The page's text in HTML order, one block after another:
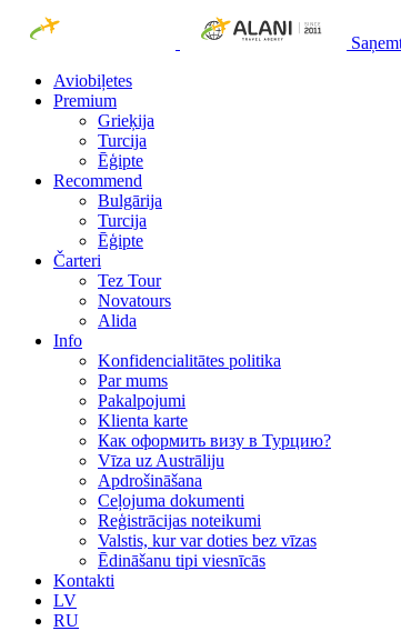
Aviobiļetes
Premium
Grieķija
Turcija
Ēģipte
Recommend
Bulgārija
Turcija
Ēģipte
Čarteri
Tez Tour
Novatours
Alida
Info
Konfidencialitātes politika
Par mums
Рakalpojumi
Klienta karte
Как оформить визу в Турцию?
Vīza uz Austrāliju
Apdrošināšana
Ceļojuma dokumenti
Reģistrācijas noteikumi
Valstis, kur var doties bez vīzas
Ēdināšanu tipi viesnīcās
Kontakti
LV
RU